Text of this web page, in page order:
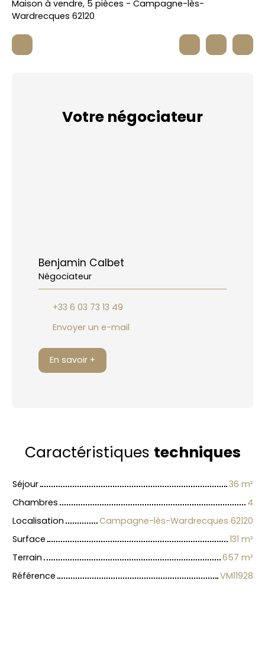
Maison à vendre, 5 pièces - Campagne-lès-
Wardrecques 62120
Votre négociateur
Benjamin Calbet
Négociateur
+33 6 03 73 13 49
Envoyer un e-mail
En savoir +
Caractéristiques techniques
Séjour 36 m²
Chambres
4
Localisation
Campagne-lès-Wardrecques 62120
Surface
131 m²
Terrain
657 m²
Référence
VM11928